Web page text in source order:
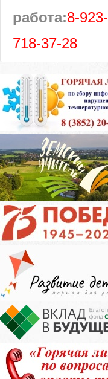
работа:8-923-
718-37-28